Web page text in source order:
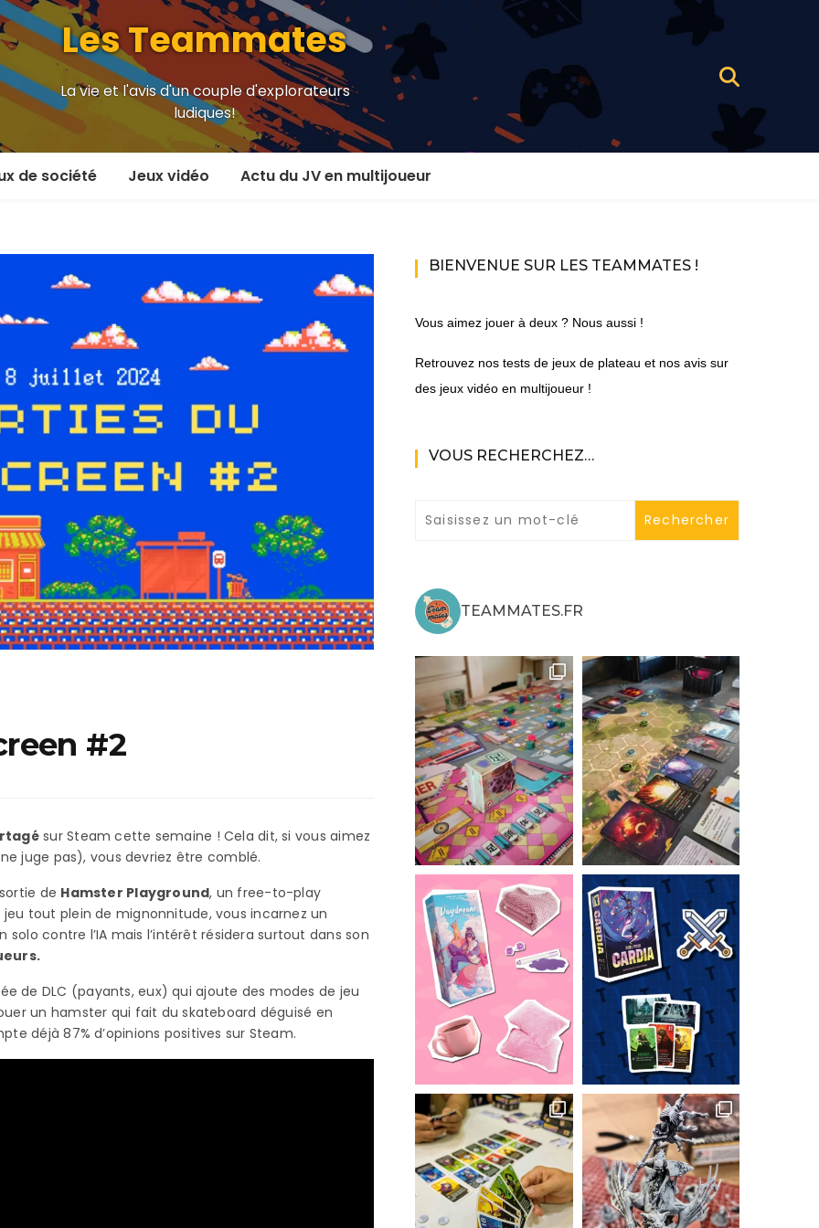
Les Teammates
La vie et l'avis d'un couple d'explorateurs
ludiques!
de société
Access+
Jeux vidéo
En versus
Local en écran partagé
En ligne
MMORPG
Par plateforme
XBox One
XBox Series X|S
Actu du JV en multijoueur
#2
sur Steam cette semaine ! Cela dit, si vous aimez
juge pas), vous devriez être comblé.
de Hamster Playground, un free-to-play
tout plein de mignonnitude, vous incarnez un
contre l’IA mais l’intérêt résidera surtout dans son
de DLC (payants, eux) qui ajoute des modes de jeu
un hamster qui fait du skateboard déguisé en
déjà 87% d’opinions positives sur Steam.
BIENVENUE SUR LES TEAMMATES !
Vous aimez jouer à deux ? Nous aussi !
Retrouvez nos tests de jeux de plateau et nos avis sur
des jeux vidéo en multijoueur !
VOUS RECHERCHEZ…
TEAMMATES.FR